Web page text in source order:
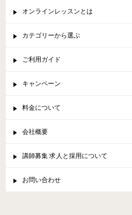
オンラインレッスンとは
カテゴリーから選ぶ
ご利用ガイド
キャンペーン
料金について
会社概要
講師募集 求人と採用について
お問い合わせ